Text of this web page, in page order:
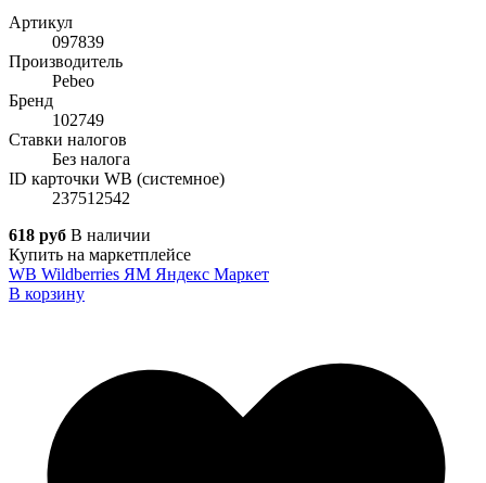
Артикул
097839
Производитель
Pebeo
Бренд
102749
Ставки налогов
Без налога
ID карточки WB (системное)
237512542
618 руб В наличии
Купить на маркетплейсе
WB Wildberries ЯМ Яндекс Маркет
В корзину